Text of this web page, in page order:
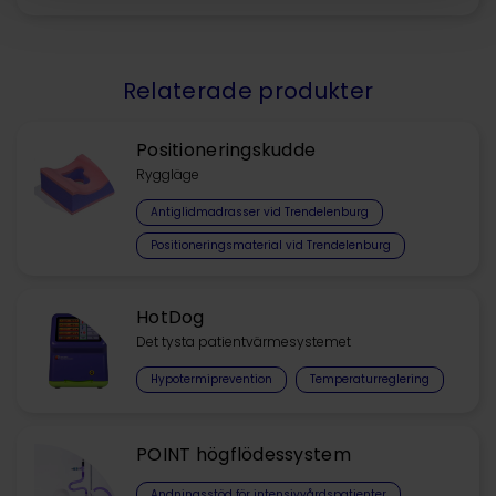
Relaterade produkter
Positioneringskudde
Ryggläge
Antiglidmadrasser vid Trendelenburg
Positioneringsmaterial vid Trendelenburg
HotDog
Det tysta patientvärmesystemet
Hypotermiprevention Temperaturreglering
POINT högflödessystem